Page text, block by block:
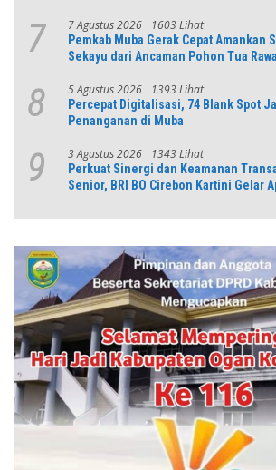
7 7 Agustus 2026 1603 Lihat
Pemkab Muba Gerak Cepat Amankan
Sekayu dari Ancaman Pohon Tua
8 5 Agustus 2026 1393 Lihat
Percepat Digitalisasi, 74 Blank Spot
Penanganan di Muba
9 3 Agustus 2026 1343 Lihat
Perkuat Sinergi dan Keamanan
Senior, BRI BO Cirebon Kartini Gelar